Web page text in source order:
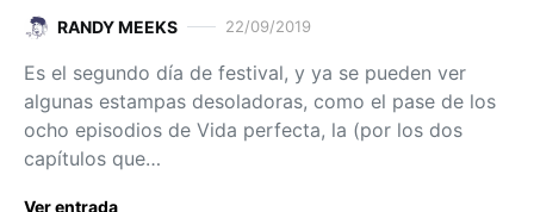
RANDY MEEKS 22/09/2019
Es el segundo día de festival, y ya se pueden ver
algunas estampas desoladoras, como el pase de los
ocho episodios de Vida perfecta, la (por los dos
capítulos que…
Ver entrada